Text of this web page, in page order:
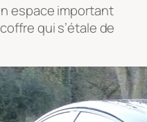
espace important
qui s’étale de